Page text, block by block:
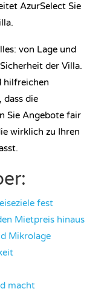
AzurSelect Sie
von Lage und
der Villa.
hilfreichen
dass die
Sie Angebote fair
wirklich zu Ihren
fest
Mietpreis hinaus
Mikrolage
macht